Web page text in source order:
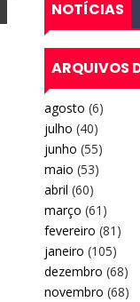
NOTÍCIAS
ARQUIVOS
agosto (6)
julho (40)
junho (55)
maio (53)
abril (60)
março (61)
fevereiro (81)
janeiro (105)
dezembro (68)
novembro (68)